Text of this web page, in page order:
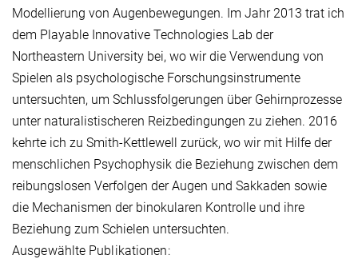
Modellierung von Augenbewegungen. Im Jahr 2013 trat ich
dem Playable Innovative Technologies Lab der
Northeastern University bei, wo wir die Verwendung von
Spielen als psychologische Forschungsinstrumente
untersuchten, um Schlussfolgerungen über Gehirnprozesse
unter naturalistischeren Reizbedingungen zu ziehen. 2016
kehrte ich zu Smith-Kettlewell zurück, wo wir mit Hilfe der
menschlichen Psychophysik die Beziehung zwischen dem
reibungslosen Verfolgen der Augen und Sakkaden sowie
die Mechanismen der binokularen Kontrolle und ihre
Beziehung zum Schielen untersuchten.
Ausgewählte Publikationen: